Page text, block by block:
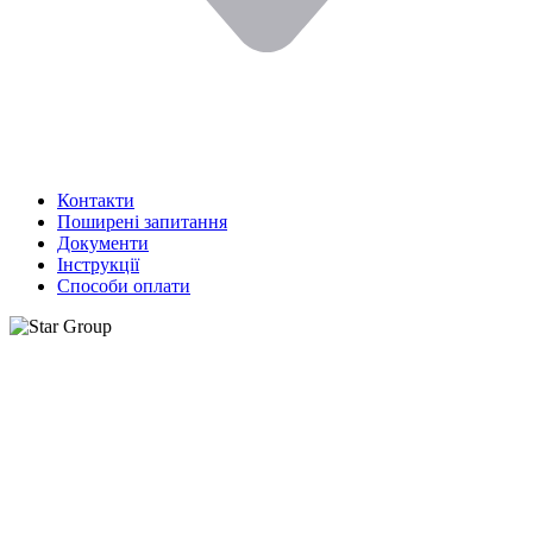
Контакти
Поширені запитання
Документи
Інструкції
Способи оплати